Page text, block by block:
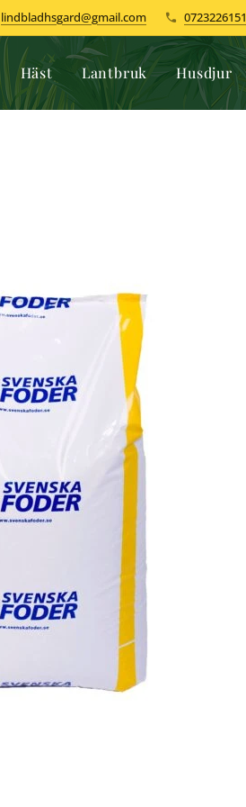
lindbladhsgard@gmail.com 0723226151
Häst Lantbruk Husdjur